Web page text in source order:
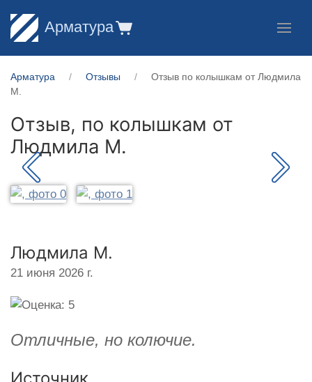
Арматура
Арматура Отзывы
Отзыв по колышкам от Людмила
М.
Отзыв, по колышкам от
Людмила М.
Людмила М.
21 июня 2026 г.
Отличные, но колючие.